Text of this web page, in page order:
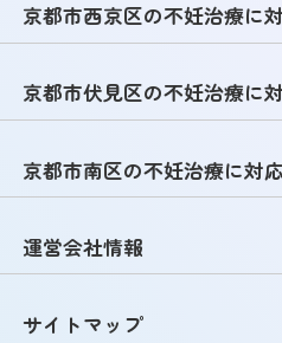
京都市西京区の不妊治療に
京都市伏見区の不妊治療に
京都市南区の不妊治療に対
運営会社情報
サイトマップ